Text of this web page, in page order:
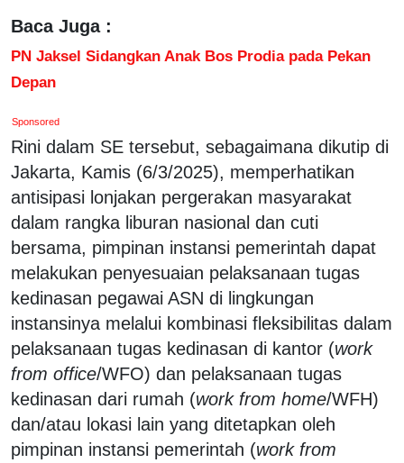
Baca Juga :
PN Jaksel Sidangkan Anak Bos Prodia pada Pekan
Depan
Sponsored
Rini dalam SE tersebut, sebagaimana dikutip di
Jakarta, Kamis (6/3/2025), memperhatikan
antisipasi lonjakan pergerakan masyarakat
dalam rangka liburan nasional dan cuti
bersama, pimpinan instansi pemerintah dapat
melakukan penyesuaian pelaksanaan tugas
kedinasan pegawai ASN di lingkungan
instansinya melalui kombinasi fleksibilitas dalam
pelaksanaan tugas kedinasan di kantor (work
from office/WFO) dan pelaksanaan tugas
kedinasan dari rumah (work from home/WFH)
dan/atau lokasi lain yang ditetapkan oleh
pimpinan instansi pemerintah (work from